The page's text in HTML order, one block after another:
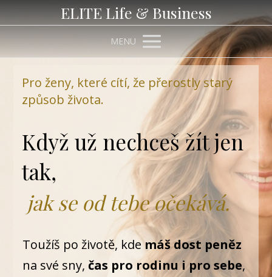
ELITE Life & Business
MENU
Pro ženy, které cítí, že přerostly starý
způsob života.
Když už nechceš žít jen
tak,
jak se od tebe očekává.
Toužíš po životě, kdemáš dost peněz
na své sny, čas pro rodinu i pro sebe,